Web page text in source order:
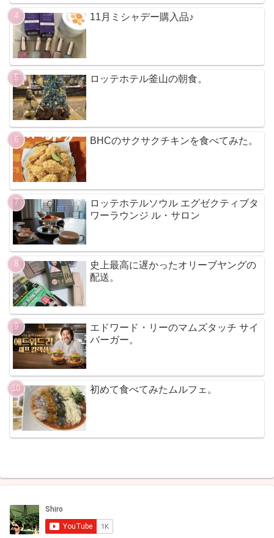
11月ミシャデー購入品♪
ロッテホテル釜山の朝食。
BHCのサクサクチキンを食べてみた。
ロッテホテルソウル エグゼクティブタ
ワーラウンジ ル・サロン
史上最高に遅かったオリーブヤングの
配送。
エドワード・リーのマムズタッチ サイ
バーガー。
初めて食べてみたムルフェ。